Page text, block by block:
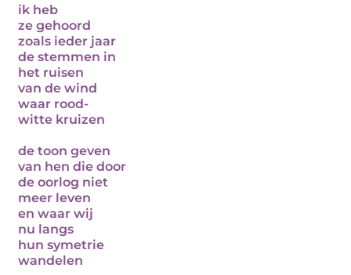
ik heb
ze gehoord
zoals ieder jaar
de stemmen in
het ruisen
van de wind
waar rood-
witte kruizen
de toon geven
van hen die door
de oorlog niet
meer leven
en waar wij
nu langs
hun symetrie
wandelen